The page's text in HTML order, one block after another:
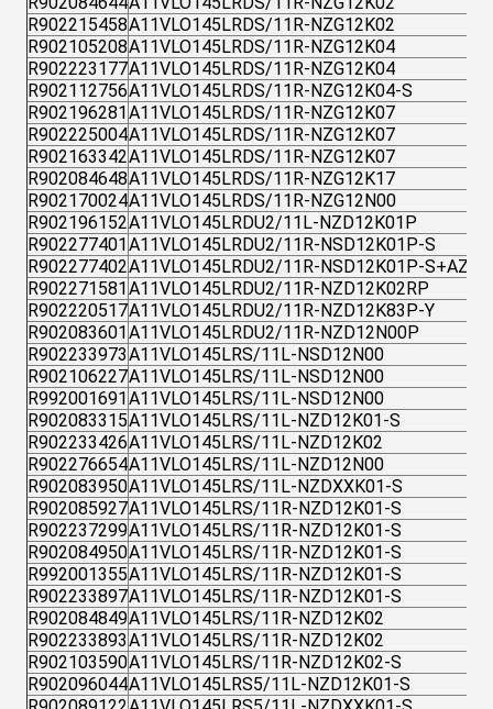
R902215458A11VLO145LRDS/11R-NZG12K02
R902105208A11VLO145LRDS/11R-NZG12K04
R902223177A11VLO145LRDS/11R-NZG12K04
R902112756A11VLO145LRDS/11R-NZG12K04-S
R902196281 A11VLO145LRDS/11R-NZG12K07
R902225004A11VLO145LRDS/11R-NZG12K07
R902163342A11VLO145LRDS/11R-NZG12K07
R902084648A11VLO145LRDS/11R-NZG12K17
R902170024A11VLO145LRDS/11R-NZG12N00
R902196152A11VLO145LRDU2/11L-NZD12K01P
R902277401 A11VLO145LRDU2/11R-NSD12K01P-S
R902277402A11VLO145LRDU2/11R-NSD12K01P-
R902271581 A11VLO145LRDU2/11R-NZD12K02RP
R902220517A11VLO145LRDU2/11R-NZD12K83P-Y
R902083601 A11VLO145LRDU2/11R-NZD12N00P
R902233973A11VLO145LRS/11L-NSD12N00
R902106227A11VLO145LRS/11L-NSD12N00
R992001691 A11VLO145LRS/11L-NSD12N00
R902083315A11VLO145LRS/11L-NZD12K01-S
R902233426A11VLO145LRS/11L-NZD12K02
R902276654A11VLO145LRS/11L-NZD12N00
R902083950A11VLO145LRS/11L-NZDXXK01-S
R902085927A11VLO145LRS/11R-NZD12K01-S
R902237299A11VLO145LRS/11R-NZD12K01-S
R902084950A11VLO145LRS/11R-NZD12K01-S
R992001355A11VLO145LRS/11R-NZD12K01-S
R902233897A11VLO145LRS/11R-NZD12K01-S
R902084849A11VLO145LRS/11R-NZD12K02
R902233893A11VLO145LRS/11R-NZD12K02
R902103590A11VLO145LRS/11R-NZD12K02-S
R902096044A11VLO145LRS5/11L-NZD12K01-S